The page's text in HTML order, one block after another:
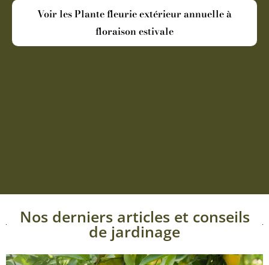
Voir les Plante fleurie extérieur annuelle à
floraison estivale
Nos derniers articles et conseils
de jardinage